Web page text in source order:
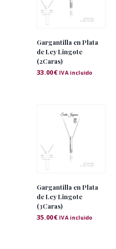
Gargantilla en Plata
de Ley Lingote
(2Caras)
33.00€ IVA incluido
Gargantilla en Plata
de Ley Lingote
(3Caras)
35.00€ IVA incluido